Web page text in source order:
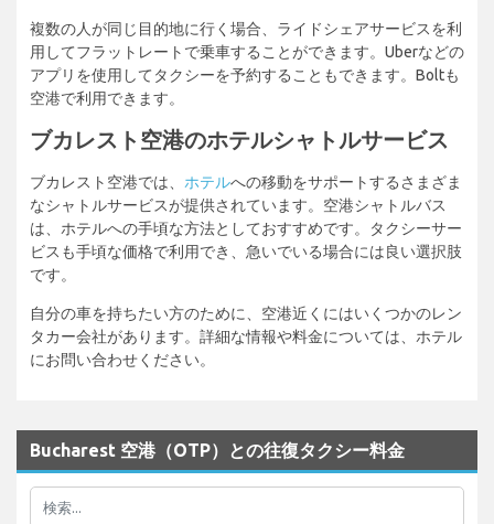
複数の人が同じ目的地に行く場合、ライドシェアサービスを利
用してフラットレートで乗車することができます。Uberなどの
アプリを使用してタクシーを予約することもできます。Boltも
空港で利用できます。
ブカレスト空港のホテルシャトルサービス
ブカレスト空港では、 ホテルへの移動をサポートするさまざま
なシャトルサービスが提供されています。空港シャトルバス
は、ホテルへの手頃な方法としておすすめです。タクシーサー
ビスも手頃な価格で利用でき、急いでいる場合には良い選択肢
です。
自分の車を持ちたい方のために、空港近くにはいくつかのレン
タカー会社があります。詳細な情報や料金については、ホテル
にお問い合わせください。
Bucharest 空港（OTP）との往復タクシー料金